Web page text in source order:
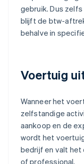
gebruik. Dus
blijft de btw-
behalve in
Voertuig
Wanneer het
zelfstandige
aankoop en de
wordt het
bedrijf en valt het
of professional.